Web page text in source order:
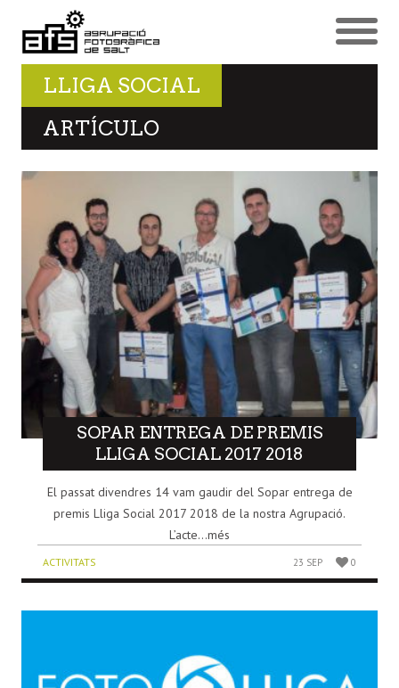
LLIGA SOCIAL
ARTÍCULO
SOPAR ENTREGA DE PREMIS
LLIGA SOCIAL 2017 2018
El passat divendres 14 vam gaudir del Sopar entrega de
premis Lliga Social 2017 2018 de la nostra Agrupació.
L’acte...més
ACTIVITATS 23 SEP 0